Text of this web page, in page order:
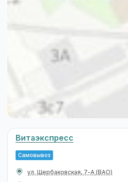
Витаэкспресс
Самовывоз
ул. Щербаковская, 7-А (ВАО)